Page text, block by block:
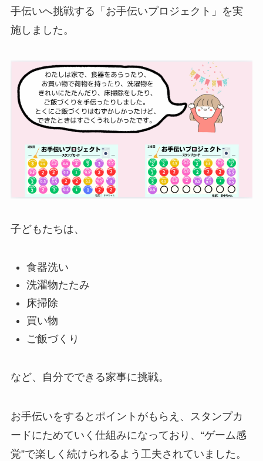
手伝いへ挑戦する「お手伝いプロジェクト」を実
施しました。
子どもたちは、
食器洗い
洗濯物たたみ
床掃除
買い物
ご飯づくり
など、自分でできる家事に挑戦。
お手伝いをするとポイントがもらえ、スタンプカ
ードにためていく仕組みになっており、“ゲーム感
覚”で楽しく続けられるよう工夫されていました。